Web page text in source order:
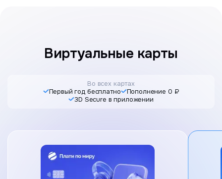
Виртуальные карты
Во всех картах
Первый год бесплатно
Пополнение 0 ₽
3D Secure в приложении